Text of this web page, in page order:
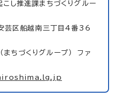
こし推進課まちづくりグルー
区船越南三丁目4番36
づくりグループ） ファ